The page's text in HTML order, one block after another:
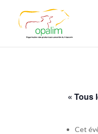
« Tous
Cet